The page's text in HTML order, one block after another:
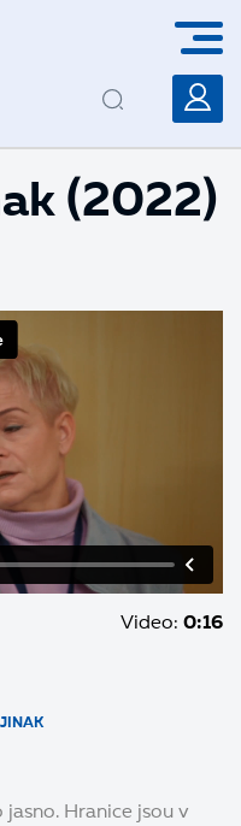
(2022)
Video: 0:16
Hranice jsou v